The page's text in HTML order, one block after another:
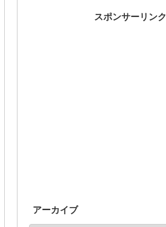
スポンサーリンク
アーカイブ